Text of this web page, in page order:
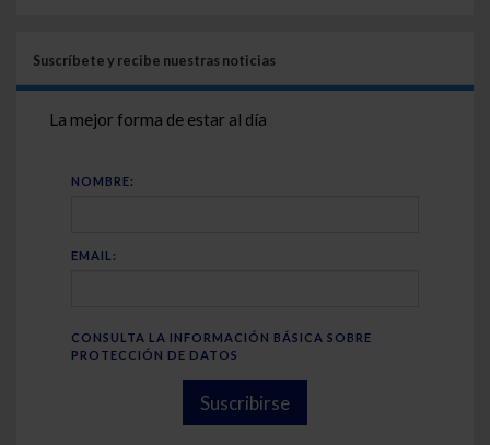
Suscríbete y recibe nuestras noticias
La mejor forma de estar al día
NOMBRE:
EMAIL:
CONSULTA LA INFORMACIÓN BÁSICA SOBRE
PROTECCIÓN DE DATOS
Suscribirse